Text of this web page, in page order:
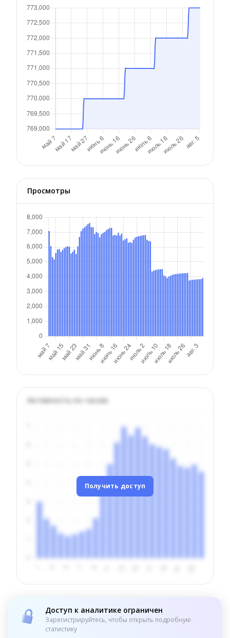
Просмотры
Активность по часам
Получить доступ
Доступ к аналитике ограничен
Зарегистрируйтесь, чтобы открыть подробную
статистику